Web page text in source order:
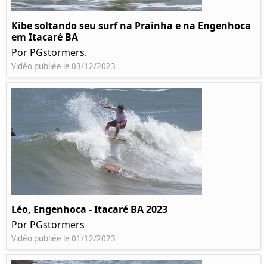
Kibe soltando seu surf na Prainha e na Engenhoca
em Itacaré BA
Por PGstormers.
Vidéo publiée le 03/12/2023
Léo, Engenhoca - Itacaré BA 2023
Por PGstormers
Vidéo publiée le 01/12/2023